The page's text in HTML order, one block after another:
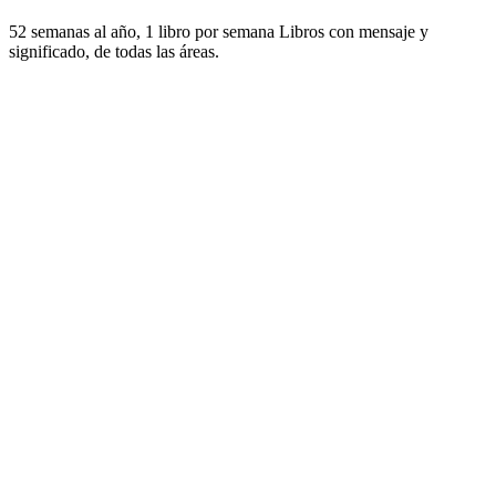
52 semanas al año, 1 libro por semana Libros con mensaje y
significado, de todas las áreas.